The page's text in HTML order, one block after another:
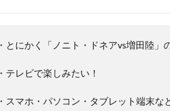
・とにかく「ノニト・ドネアvs増田陸」
・テレビで楽しみたい！
・スマホ・パソコン・タブレット端末